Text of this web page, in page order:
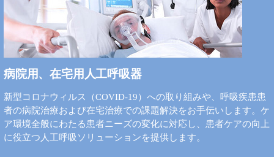
病院用、在宅用人工呼吸器
新型コロナウィルス（COVID-19）への取り組みや、呼吸疾患患
者の病院治療および在宅治療での課題解決をお手伝いします。ケ
ア環境全般にわたる患者ニーズの変化に対応し、患者ケアの向上
に役立つ人工呼吸ソリューションを提供します。